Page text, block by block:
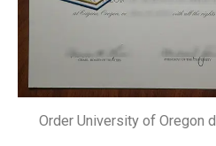
Order University of Oregon